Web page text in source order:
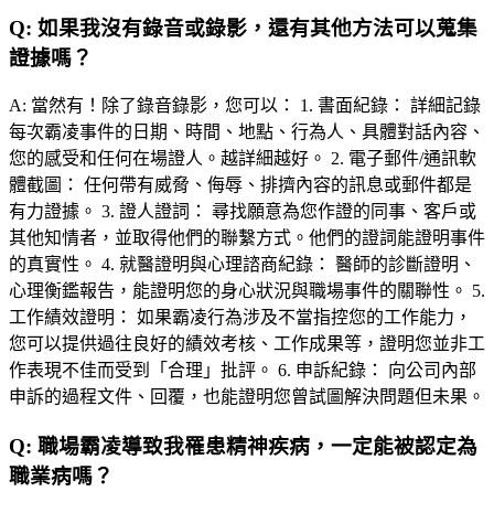
Q: 如果我沒有錄音或錄影，還有其他方法可以蒐集
證據嗎？
A: 當然有！除了錄音錄影，您可以： 1. 書面紀錄： 詳細記錄
每次霸凌事件的日期、時間、地點、行為人、具體對話內容、
您的感受和任何在場證人。越詳細越好。 2. 電子郵件/通訊軟
體截圖： 任何帶有威脅、侮辱、排擠內容的訊息或郵件都是
有力證據。 3. 證人證詞： 尋找願意為您作證的同事、客戶或
其他知情者，並取得他們的聯繫方式。他們的證詞能證明事件
的真實性。 4. 就醫證明與心理諮商紀錄： 醫師的診斷證明、
心理衡鑑報告，能證明您的身心狀況與職場事件的關聯性。 5.
工作績效證明： 如果霸凌行為涉及不當指控您的工作能力，
您可以提供過往良好的績效考核、工作成果等，證明您並非工
作表現不佳而受到「合理」批評。 6. 申訴紀錄： 向公司內部
申訴的過程文件、回覆，也能證明您曾試圖解決問題但未果。
Q: 職場霸凌導致我罹患精神疾病，一定能被認定為
職業病嗎？